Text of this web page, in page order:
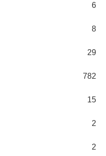
6
8
29
782
15
2
2